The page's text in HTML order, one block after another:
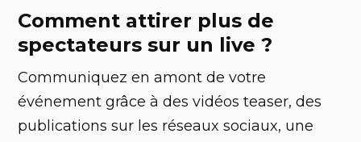
Comment attirer plus de
spectateurs sur un live ?
Communiquez en amont de votre
événement grâce à des vidéos teaser, des
publications sur les réseaux sociaux, une